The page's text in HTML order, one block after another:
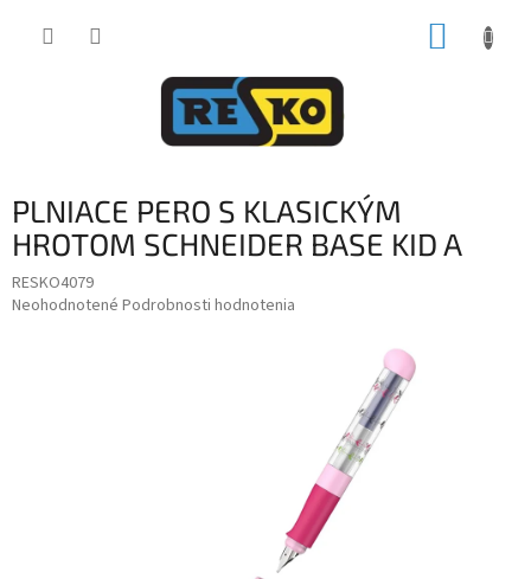
PLNIACE PERO S KLASICKÝM
HROTOM SCHNEIDER BASE KID A
RESKO4079
Priemerné
Neohodnotené Podrobnosti hodnotenia